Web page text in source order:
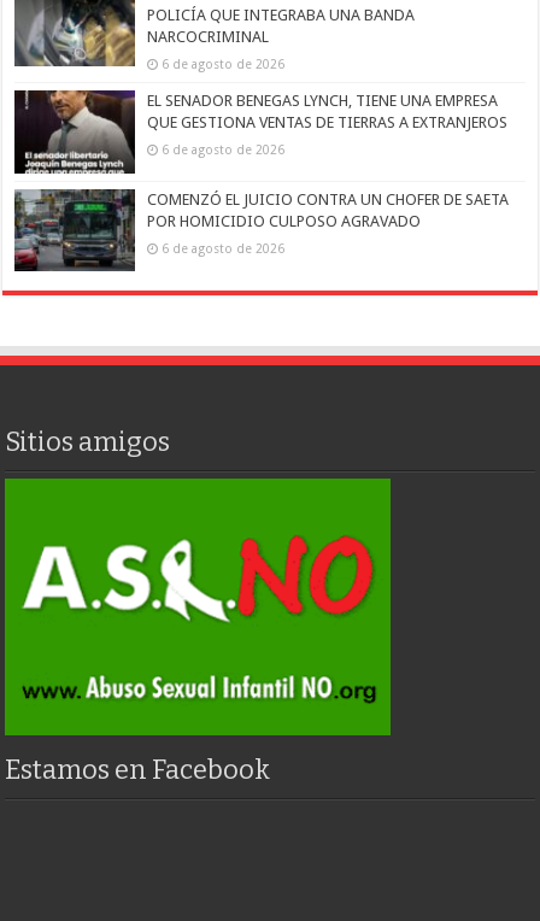
POLICÍA QUE INTEGRABA UNA BANDA
NARCOCRIMINAL
6 de agosto de 2026
EL SENADOR BENEGAS LYNCH, TIENE UNA EMPRESA
QUE GESTIONA VENTAS DE TIERRAS A EXTRANJEROS
6 de agosto de 2026
COMENZÓ EL JUICIO CONTRA UN CHOFER DE SAETA
POR HOMICIDIO CULPOSO AGRAVADO
6 de agosto de 2026
Sitios amigos
Estamos en Facebook